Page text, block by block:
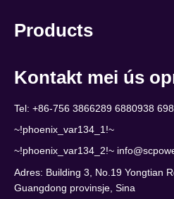
Products
Kontakt mei ús
Tel: +86-756 3866289 6880938 698
~!phoenix_var134_1!~
~!phoenix_var134_2!~
Adres: Building 3, No.19 Yongtian
Guangdong provinsje, Sina